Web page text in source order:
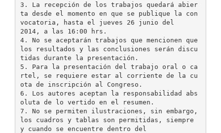
3. La recepción de los trabajos quedará abier
ta desde el momento en que se publique la con
vocatoria, hasta el jueves 26 junio del
2014, a las 16:00 hrs.
4. No se aceptarán trabajos que mencionen que
los resultados y las conclusiones serán discu
tidas durante la presentación.
5. Para la presentación del trabajo oral o ca
rtel, se requiere estar al corriente de la cu
ota de inscripción al Congreso.
6. Los autores aceptan la responsabilidad abs
oluta de lo vertido en el resumen.
7. No se permiten ilustraciones, sin embargo,
los cuadros y tablas son permitidas, siempre
y cuando se encuentre dentro del